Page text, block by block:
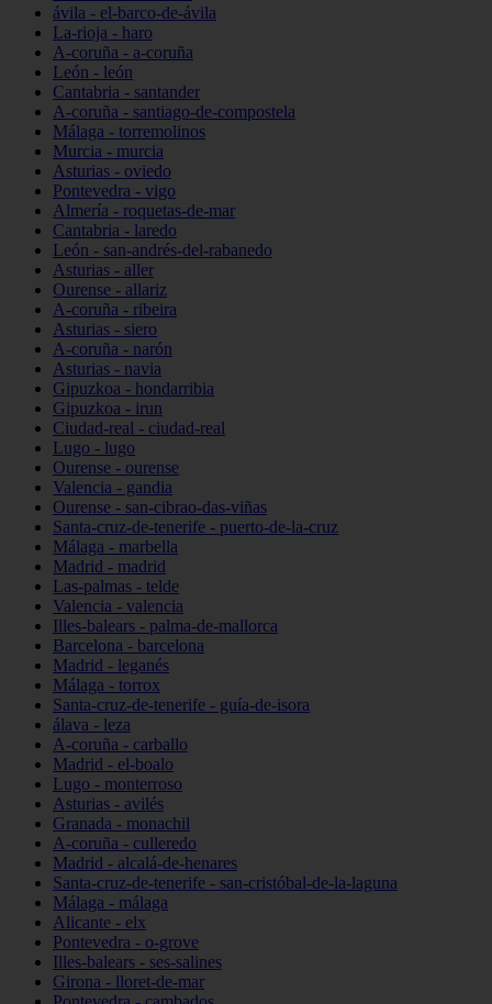
ávila - el-barco-de-ávila
La-rioja - haro
A-coruña - a-coruña
León - león
Cantabria - santander
A-coruña - santiago-de-compostela
Málaga - torremolinos
Murcia - murcia
Asturias - oviedo
Pontevedra - vigo
Almería - roquetas-de-mar
Cantabria - laredo
León - san-andrés-del-rabanedo
Asturias - aller
Ourense - allariz
A-coruña - ribeira
Asturias - siero
A-coruña - narón
Asturias - navia
Gipuzkoa - hondarribia
Gipuzkoa - irun
Ciudad-real - ciudad-real
Lugo - lugo
Ourense - ourense
Valencia - gandia
Ourense - san-cibrao-das-viñas
Santa-cruz-de-tenerife - puerto-de-la-cruz
Málaga - marbella
Madrid - madrid
Las-palmas - telde
Valencia - valencia
Illes-balears - palma-de-mallorca
Barcelona - barcelona
Madrid - leganés
Málaga - torrox
Santa-cruz-de-tenerife - guía-de-isora
álava - leza
A-coruña - carballo
Madrid - el-boalo
Lugo - monterroso
Asturias - avilés
Granada - monachil
A-coruña - culleredo
Madrid - alcalá-de-henares
Santa-cruz-de-tenerife - san-cristóbal-de-la-laguna
Málaga - málaga
Alicante - elx
Pontevedra - o-grove
Illes-balears - ses-salines
Girona - lloret-de-mar